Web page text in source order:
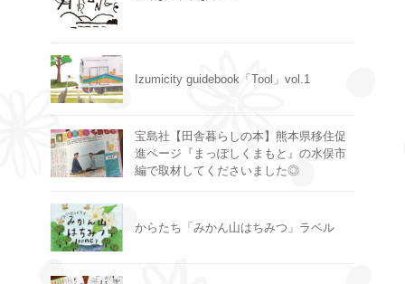
Izumicity guidebook「Tool」vol.1
宝島社【田舎暮らしの本】熊本県移住促
進ページ『まっぽしくまもと』の水俣市
編で取材してくださいました◎
からたち「みかん山はちみつ」ラベル